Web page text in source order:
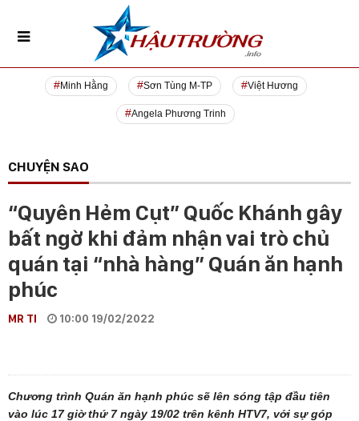
Minh Hằng Sơn Tùng M-TP Việt Hương
Angela Phương Trinh
CHUYỆN SAO
“Quyên Hẻm Cụt” Quốc Khánh gây
bất ngờ khi đảm nhận vai trò chủ
quán tại “nhà hàng” Quán ăn hạnh
phúc
MR TI 10:00 19/02/2022
Chương trình Quán ăn hạnh phúc sẽ lên sóng tập đầu tiên
vào lúc 17 giờ thứ 7 ngày 19/02 trên kênh HTV7, với sự góp